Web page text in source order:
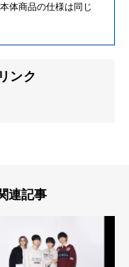
体商品の仕様は同じ
ンク
連記事